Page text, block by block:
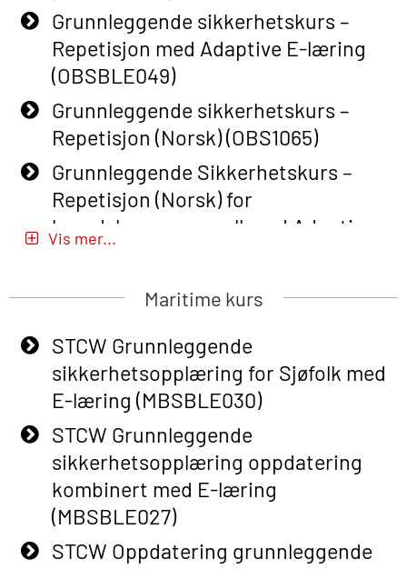
Grunnleggende sikkerhetskurs –
Repetisjon med Adaptive E-læring
(OBSBLE049)
Grunnleggende sikkerhetskurs –
Repetisjon (Norsk) (OBS1065)
Grunnleggende Sikkerhetskurs –
Repetisjon (Norsk) for
beredskapspersonell med Adaptive
Basic Safety Training (English) – with
Basic Safety Training – Refresher
Course (English) with E-learning
(OBSBLE048)
Basic Safety Training – Refresher
Course (English) (OBS1063)
Basic Safety Training (English) – with
E-learning (OBSBLE050)
Helikopterevakuering inkl pustelunge
Vis mer...
Maritime kurs
STCW Grunnleggende
sikkerhetsopplæring for Sjøfolk med
E-læring (MBSBLE030)
STCW Grunnleggende
sikkerhetsopplæring oppdatering
kombinert med E-læring
(MBSBLE027)
STCW Oppdatering grunnleggende